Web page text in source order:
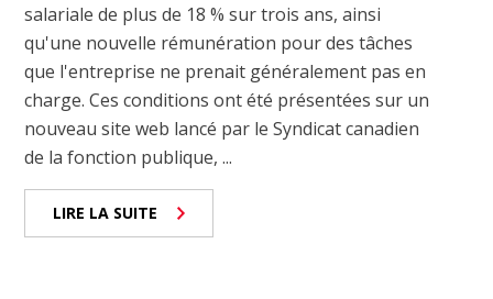
salariale de plus de 18 % sur trois ans, ainsi
qu'une nouvelle rémunération pour des tâches
que l'entreprise ne prenait généralement pas en
charge. Ces conditions ont été présentées sur un
nouveau site web lancé par le Syndicat canadien
de la fonction publique, ...
LIRE LA SUITE